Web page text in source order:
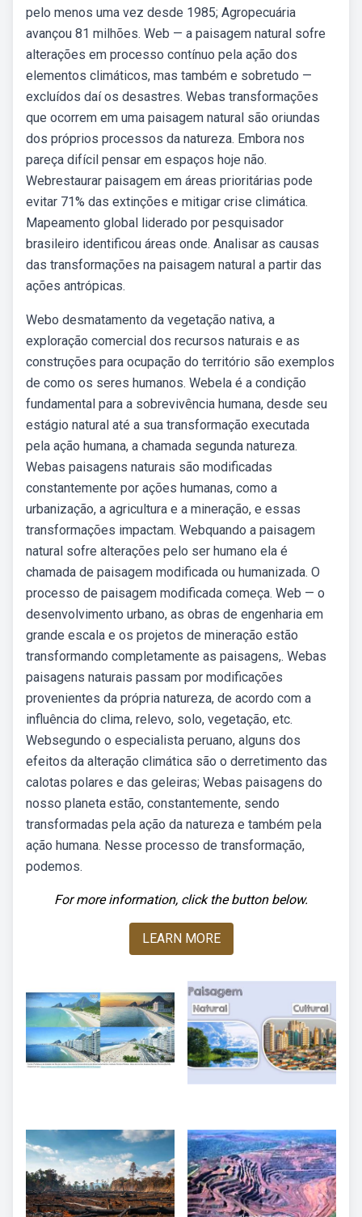
pelo menos uma vez desde 1985; Agropecuária
avançou 81 milhões. Web — a paisagem natural sofre
alterações em processo contínuo pela ação dos
elementos climáticos, mas também e sobretudo —
excluídos daí os desastres. Webas transformações
que ocorrem em uma paisagem natural são oriundas
dos próprios processos da natureza. Embora nos
pareça difícil pensar em espaços hoje não.
Webrestaurar paisagem em áreas prioritárias pode
evitar 71% das extinções e mitigar crise climática.
Mapeamento global liderado por pesquisador
brasileiro identificou áreas onde. Analisar as causas
das transformações na paisagem natural a partir das
ações antrópicas.
Webo desmatamento da vegetação nativa, a
exploração comercial dos recursos naturais e as
construções para ocupação do território são exemplos
de como os seres humanos. Webela é a condição
fundamental para a sobrevivência humana, desde seu
estágio natural até a sua transformação executada
pela ação humana, a chamada segunda natureza.
Webas paisagens naturais são modificadas
constantemente por ações humanas, como a
urbanização, a agricultura e a mineração, e essas
transformações impactam. Webquando a paisagem
natural sofre alterações pelo ser humano ela é
chamada de paisagem modificada ou humanizada. O
processo de paisagem modificada começa. Web — o
desenvolvimento urbano, as obras de engenharia em
grande escala e os projetos de mineração estão
transformando completamente as paisagens,. Webas
paisagens naturais passam por modificações
provenientes da própria natureza, de acordo com a
influência do clima, relevo, solo, vegetação, etc.
Websegundo o especialista peruano, alguns dos
efeitos da alteração climática são o derretimento das
calotas polares e das geleiras; Webas paisagens do
nosso planeta estão, constantemente, sendo
transformadas pela ação da natureza e também pela
ação humana. Nesse processo de transformação,
podemos.
For more information, click the button below.
LEARN MORE